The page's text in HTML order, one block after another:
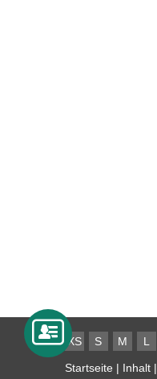
XS S M L
Startseite | Inhalt|